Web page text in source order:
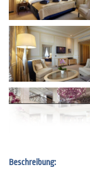
Beschreibung: